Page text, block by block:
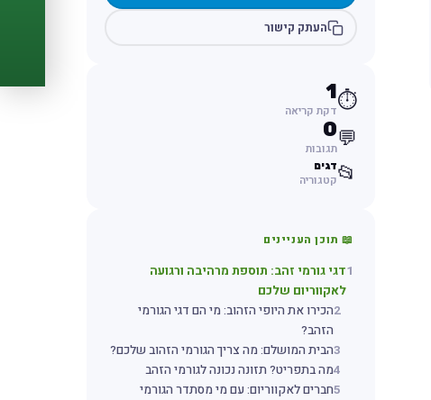
העתק קישור
⏱️
1
דקת קריאה
💬
0
תגובות
📂דגים
קטגוריה
📖 תוכן העניינים
1דגי גורמי זהב: תוספת מרהיבה ורגועה
לאקווריום שלכם
2הכירו את היופי הזהוב: מי הם דגי הגורמי
הזהב?
3הבית המושלם: מה צריך הגורמי הזהוב שלכם?
4מה בתפריט? תזונה נכונה לגורמי הזהב
5חברים לאקווריום: עם מי מסתדר הגורמי